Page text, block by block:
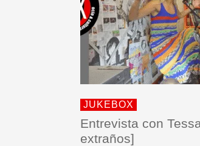
JUKEBOX
Entrevista con
extraños]